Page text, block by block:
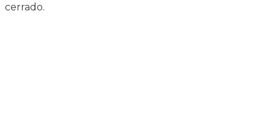
cerrado.